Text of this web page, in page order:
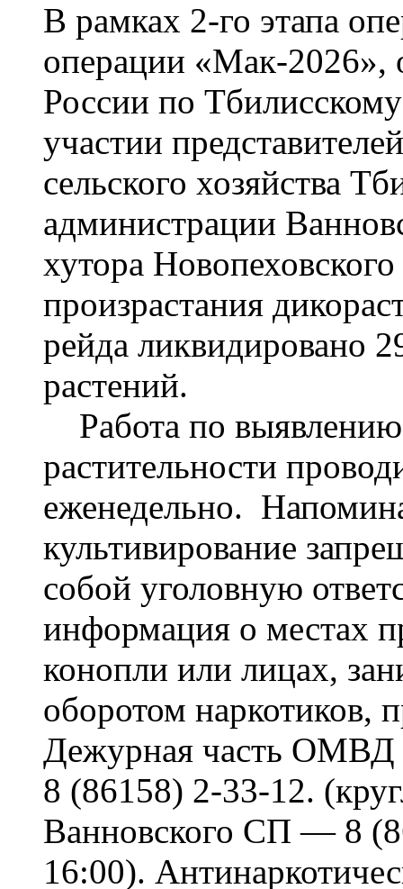
В рамках 2-го этапа
операции «Мак-
России по
участии
сельского хозяйства
администрации
хутора
произрастания
рейда ликвидировано
растений.
Работа по
растительности
еженедельно.
культивирование
собой уголовную
информация о местах
конопли или лицах,
оборотом наркотиков,
Дежурная часть
8 (86158) 2-33-12.
Ванновского СП — 8
16:00).